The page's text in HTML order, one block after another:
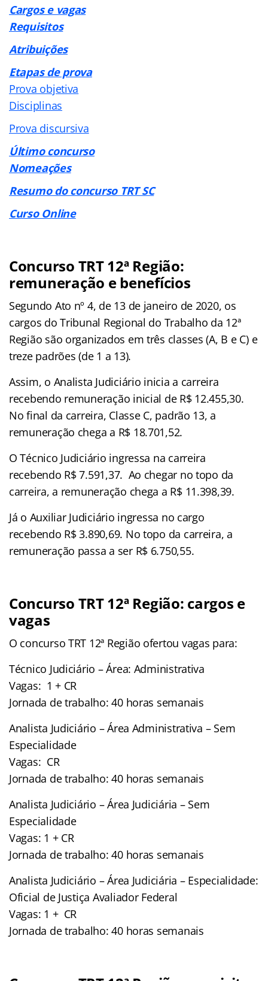
Cargos e vagas
Requisitos
Atribuições
Etapas de prova
Prova objetiva
Disciplinas
Prova discursiva
Último concurso
Nomeações
Resumo do concurso TRT SC
Curso Online
Concurso TRT 12ª Região:
remuneração e benefícios
Segundo Ato nº 4, de 13 de janeiro de 2020, os
cargos do Tribunal Regional do Trabalho da 12ª
Região são organizados em três classes (A, B e C) e
treze padrões (de 1 a 13).
Assim, o Analista Judiciário inicia a carreira
recebendo remuneração inicial de R$ 12.455,30.
No final da carreira, Classe C, padrão 13, a
remuneração chega a R$ 18.701,52.
O Técnico Judiciário ingressa na carreira
recebendo R$ 7.591,37. Ao chegar no topo da
carreira, a remuneração chega a R$ 11.398,39.
Já o Auxiliar Judiciário ingressa no cargo
recebendo R$ 3.890,69. No topo da carreira, a
remuneração passa a ser R$ 6.750,55.
Concurso TRT 12ª Região: cargos e
vagas
O concurso TRT 12ª Região ofertou vagas para:
Técnico Judiciário – Área: Administrativa
Vagas: 1 + CR
Jornada de trabalho: 40 horas semanais
Analista Judiciário – Área Administrativa – Sem
Especialidade
Vagas: CR
Jornada de trabalho: 40 horas semanais
Analista Judiciário – Área Judiciária – Sem
Especialidade
Vagas: 1 + CR
Jornada de trabalho: 40 horas semanais
Analista Judiciário – Área Judiciária – Especialidade:
Oficial de Justiça Avaliador Federal
Vagas: 1 + CR
Jornada de trabalho: 40 horas semanais